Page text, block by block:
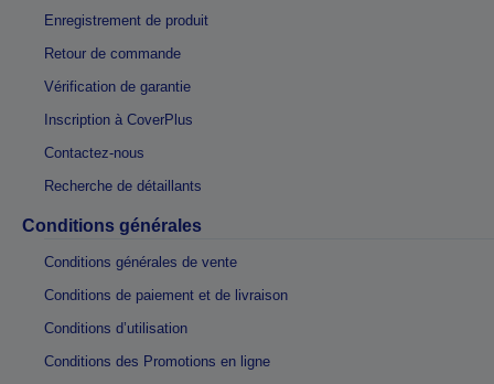
Enregistrement de produit
Retour de commande
Vérification de garantie
Inscription à CoverPlus
Contactez-nous
Recherche de détaillants
Conditions générales
Conditions générales de vente
Conditions de paiement et de livraison
Conditions d’utilisation
Conditions des Promotions en ligne